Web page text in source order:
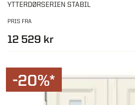
YTTERDØRSERIEN STABIL
PRIS FRA
12 529 kr
-20%*